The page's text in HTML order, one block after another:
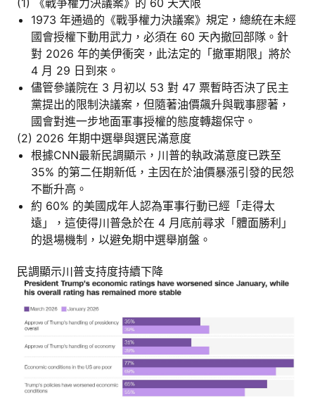
1973 年通過的《戰爭權力決議案》規定，總統在未經
國會授權下動用武力，必須在 60 天內撤回部隊。針
對 2026 年的美伊衝突，此法定的「撤軍期限」將於
4 月 29 日到來。
儘管參議院在 3 月初以 53 對 47 票暫時否決了民主
黨提出的限制決議案，但隨著油價飆升與戰事膠著，
國會對進一步地面軍事授權的態度轉趨保守。
(2) 2026 年期中選舉與選民滿意度
根據CNN最新民調顯示，川普的執政滿意度已跌至
35% 的第二任期新低，主因在於油價暴漲引發的民怨
不斷升高。
約 60% 的美國成年人認為軍事行動已經「走得太
遠」，這使得川普急於在 4 月底前尋求「體面勝利」
的退場機制，以避免期中選舉崩盤。
民調顯示川普支持度持續下降